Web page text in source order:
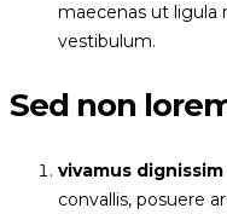
maecenas ut ligula
vestibulum.
Sed non
vivamus
convallis, posuere